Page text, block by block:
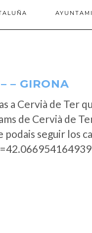
– GIRONA
a Cervià de Ter
de Cervià de
seguir los